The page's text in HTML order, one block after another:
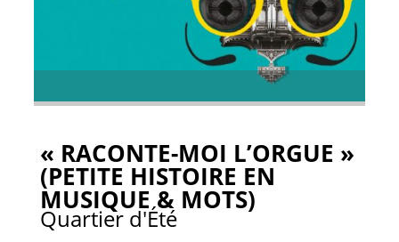
« RACONTE-MOI L’ORGUE »
(PETITE HISTOIRE EN
MUSIQUE & MOTS)
Quartier d'Été